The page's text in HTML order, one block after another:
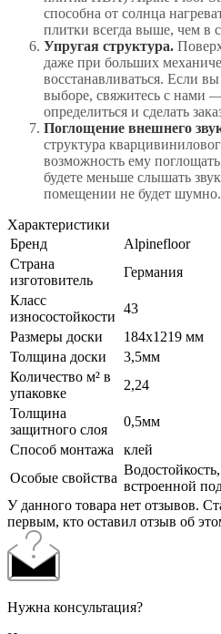
способна от солнца
плитки всегда выше, чем в
Упругая структура.
даже при больших
восстанавливаться. Если
выборе, свяжитесь с нами
определиться и сделать
Поглощение внешнего
структура
возможность ему
будете меньше слышать
помещении не будет шумно.
Характеристики
Бренд
Alpinefloor
Страна
изготовитель
Германия
Класс
износостойкости
43
Размеры доски
184х1219 мм
Толщина доски
3,5мм
Количество м² в
упаковке
2,24
Толщина
защитного слоя
0,5мм
Способ монтажа
клей
Особые свойства
встроенной
У данного товара нет отзывов.
первым, кто оставил отзыв об
Нужна консультация?